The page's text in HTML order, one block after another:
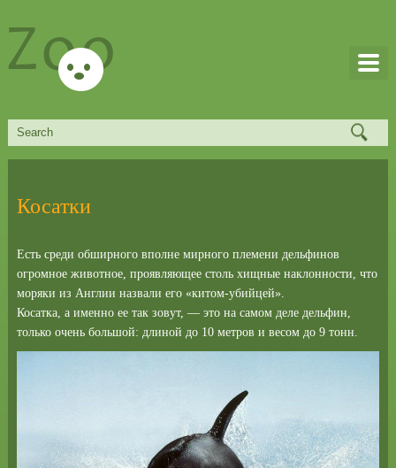
Косатки
Есть среди обширного вполне мирного племени дельфинов
огромное животное, проявляющее столь хищные наклонности, что
моряки из Англии назвали его «китом-убийцей».
Косатка, а именно ее так зовут, — это на самом деле дельфин,
только очень большой: длиной до 10 метров и весом до 9 тонн.